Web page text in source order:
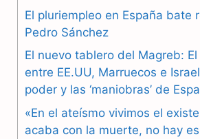
b
o
o
k
r
a
m
A
p
p
El pluriempleo en España bate
Pedro Sánchez
El nuevo tablero del Magreb:
entre EE.UU, Marruecos e
poder y las ‘maniobras’ de
«En el ateísmo vivimos el
acaba con la muerte, no hay